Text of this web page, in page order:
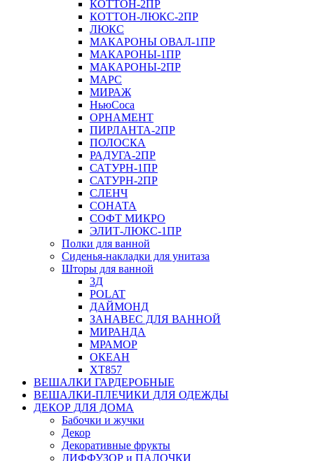
КОТТОН-2ПР
КОТТОН-ЛЮКС-2ПР
ЛЮКС
МАКАРОНЫ ОВАЛ-1ПР
МАКАРОНЫ-1ПР
МАКАРОНЫ-2ПР
МАРС
МИРАЖ
НьюСоса
ОРНАМЕНТ
ПИРЛАНТА-2ПР
ПОЛОСКА
РАДУГА-2ПР
САТУРН-1ПР
САТУРН-2ПР
СЛЕНЧ
СОНАТА
СОФТ МИКРО
ЭЛИТ-ЛЮКС-1ПР
Полки для ванной
Сиденья-накладки для унитаза
Шторы для ванной
3Д
POLAT
ДАЙМОНД
ЗАНАВЕС ДЛЯ ВАННОЙ
МИРАНДА
МРАМОР
ОКЕАН
ХТ857
ВЕШАЛКИ ГАРДЕРОБНЫЕ
ВЕШАЛКИ-ПЛЕЧИКИ ДЛЯ ОДЕЖДЫ
ДЕКОР ДЛЯ ДОМА
Бабочки и жучки
Декор
Декоративные фрукты
ДИФФУЗОР и ПАЛОЧКИ